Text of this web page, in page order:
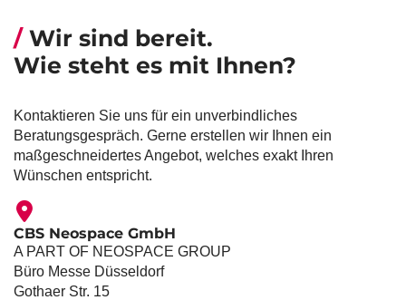
Wir sind bereit.
Wie steht es mit Ihnen?
Kontaktieren Sie uns für ein unverbindliches
Beratungsgespräch. Gerne erstellen wir Ihnen ein
maßgeschneidertes Angebot, welches exakt Ihren
Wünschen entspricht.
CBS Neospace GmbH
A PART OF NEOSPACE GROUP
Büro Messe Düsseldorf
Gothaer Str. 15